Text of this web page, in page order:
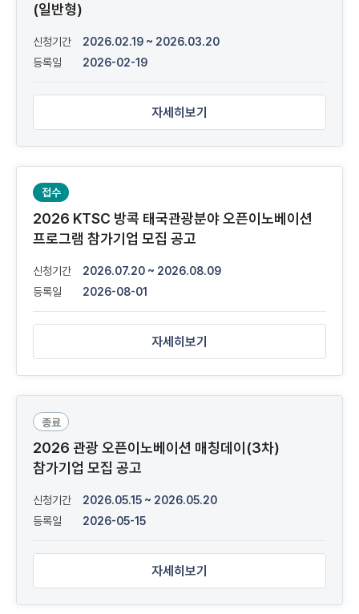
(일반형)
신청기간
2026.02.19 ~ 2026.03.20
등록일
2026-02-19
자세히보기
접수
2026 KTSC 방콕 태국관광분야 오픈이노베이션
프로그램 참가기업 모집 공고
신청기간
2026.07.20 ~ 2026.08.09
등록일
2026-08-01
자세히보기
종료
2026 관광 오픈이노베이션 매칭데이(3차)
참가기업 모집 공고
신청기간
2026.05.15 ~ 2026.05.20
등록일
2026-05-15
자세히보기